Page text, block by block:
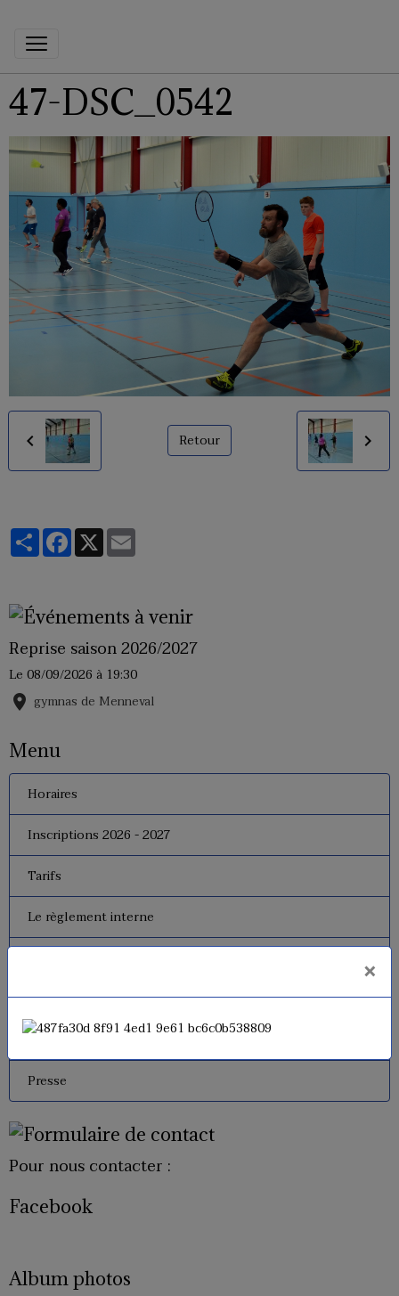
47-DSC_0542
Retour
PartagerFacebook
X
Reprise saison 2026/2027
Le 08/09/2026 à 19:30
gymnas de Menneval
Menu
Horaires
Inscriptions 2026 - 2027
Tarifs
Le règlement interne
Dates de fermeture
Historique de l'USM Badminton
Presse
Pour nous contacter :
Facebook
Album photos
×